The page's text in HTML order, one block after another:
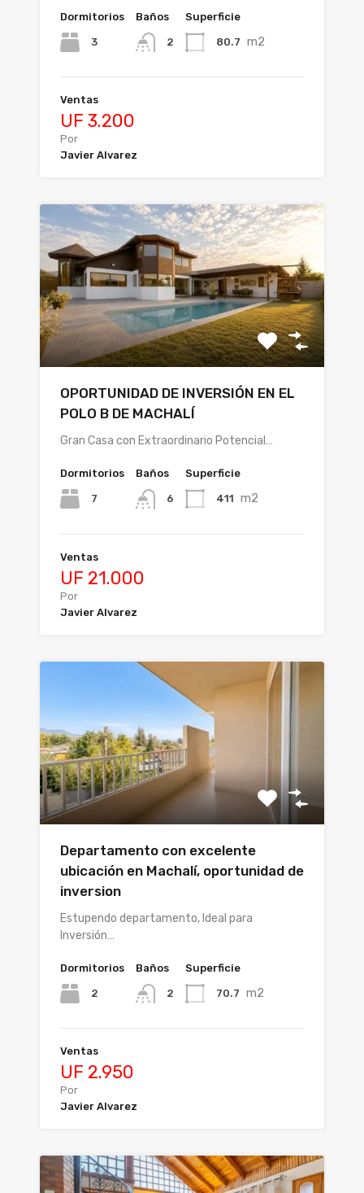
Dormitorios
3
Baños
2
Superficie
80.7 m2
Ventas
UF 3.200
Por
Javier Alvarez
OPORTUNIDAD DE INVERSIÓN EN EL
POLO B DE MACHALÍ
Gran Casa con Extraordinario Potencial…
Dormitorios
7
Baños
6
Superficie
411 m2
Ventas
UF 21.000
Por
Javier Alvarez
Departamento con excelente
ubicación en Machalí, oportunidad de
inversion
Estupendo departamento, Ideal para
Inversión…
Dormitorios
2
Baños
2
Superficie
70.7 m2
Ventas
UF 2.950
Por
Javier Alvarez